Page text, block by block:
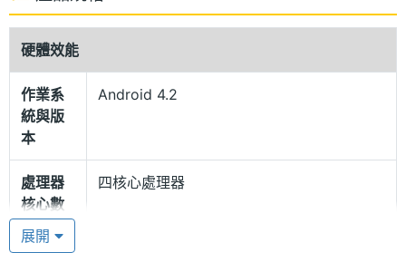
身立其境的觀賞體驗。
THL W200 採用 Android 4.2.1 Jelly Bean 作業系
統，內建 MediaTek MT6589T, 1.5GHz極速四核處理
有四核多任務處理，滿足不同任務需求，手指輕觸尊
享卓越非凡的王者體驗。1GB RAM 運行內存 + 8GB
ROM 機身內存，隨心儲存，極速載入大型游戲，流暢
硬體效能
作業系
統與版
本
Android 4.2
處理器
核心數
四核心處理器
RAM記
展開